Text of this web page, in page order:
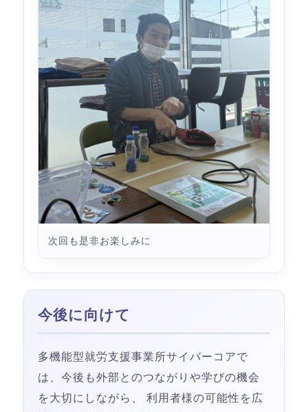
次回も是非お楽しみに
今後に向けて
多機能型就労支援事業所サイバーコアで
は、今後も外部とのつながりや学びの機会
を大切にしながら、 利用者様の可能性を広